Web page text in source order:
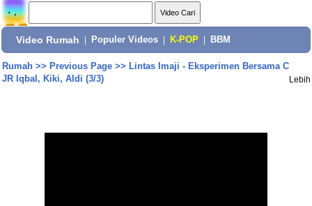
Video Rumah Populer Videos K-POP BBM
Rumah>> Previous Page>> Lintas Imaji - Eksperimen Bersama C
JR Iqbal, Kiki, Aldi (3/3)
Lebih